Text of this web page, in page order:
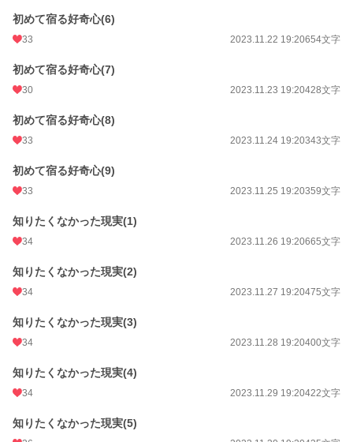
初めて宿る好奇心(6)
33 2023.11.22 19:20654文字
初めて宿る好奇心(7)
30 2023.11.23 19:20428文字
初めて宿る好奇心(8)
33 2023.11.24 19:20343文字
初めて宿る好奇心(9)
33 2023.11.25 19:20359文字
知りたくなかった現実(1)
34 2023.11.26 19:20665文字
知りたくなかった現実(2)
34 2023.11.27 19:20475文字
知りたくなかった現実(3)
34 2023.11.28 19:20400文字
知りたくなかった現実(4)
34 2023.11.29 19:20422文字
知りたくなかった現実(5)